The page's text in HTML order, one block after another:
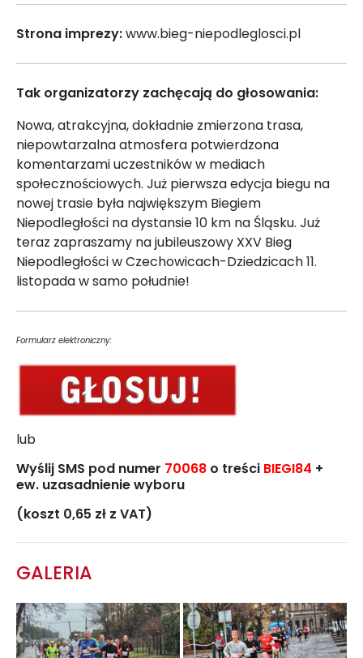
Strona imprezy:www.bieg-niepodleglosci.pl
Tak organizatorzy zachęcają do głosowania:
Nowa, atrakcyjna, dokładnie zmierzona trasa,
niepowtarzalna atmosfera potwierdzona
komentarzami uczestników w mediach
społecznościowych. Już pierwsza edycja biegu na
nowej trasie była największym Biegiem
Niepodległości na dystansie 10 km na Śląsku. Już
teraz zapraszamy na jubileuszowy XXV Bieg
Niepodległości w Czechowicach-Dziedzicach 11.
listopada w samo południe!
Formularz elektroniczny:
lub
Wyślij SMS pod numer 70068 o treści BIEGI84 +
ew. uzasadnienie wyboru
(koszt 0,65 zł z VAT)
GALERIA